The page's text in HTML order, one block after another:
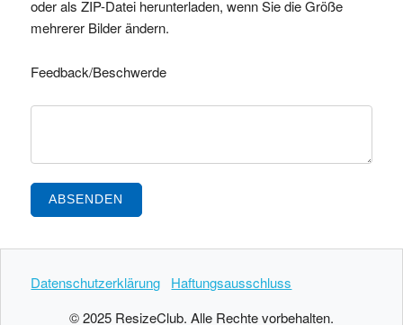
oder als ZIP-Datei herunterladen, wenn Sie die Größe
mehrerer Bilder ändern.
Feedback/Beschwerde
ABSENDEN
Datenschutzerklärung
Haftungsausschluss
© 2025 ResizeClub. Alle Rechte vorbehalten.